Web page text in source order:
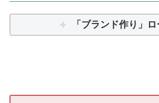
「ブランド作り」